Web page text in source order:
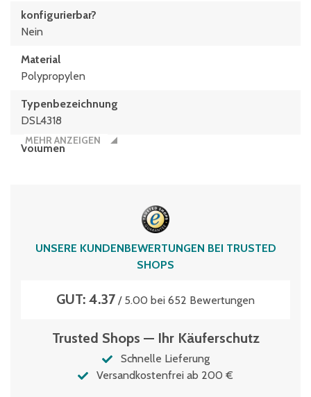
konfigurierbar?
Nein
Material
Polypropylen
Typen­be­zeich­nung
DSL4318
Volumen
MEHR ANZEIGEN
UNSERE KUNDENBEWERTUNGEN BEI TRUSTED
SHOPS
GUT: 4.37 / 5.00 bei 652 Bewertungen
Trusted Shops — Ihr Käuferschutz
Schnelle Lieferung
Versandkostenfrei ab 200 €